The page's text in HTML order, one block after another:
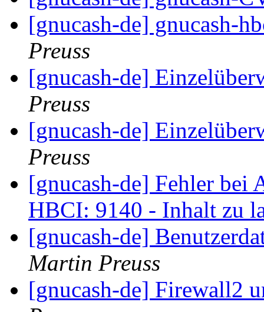
[gnucash-de] gnucash-
Preuss
[gnucash-de]
Preuss
[gnucash-de]
Preuss
[gnucash-de] Fehler bei
HBCI: 9140 - Inhalt zu
[gnucash-de]
Martin Preuss
[gnucash-de] Firewall2